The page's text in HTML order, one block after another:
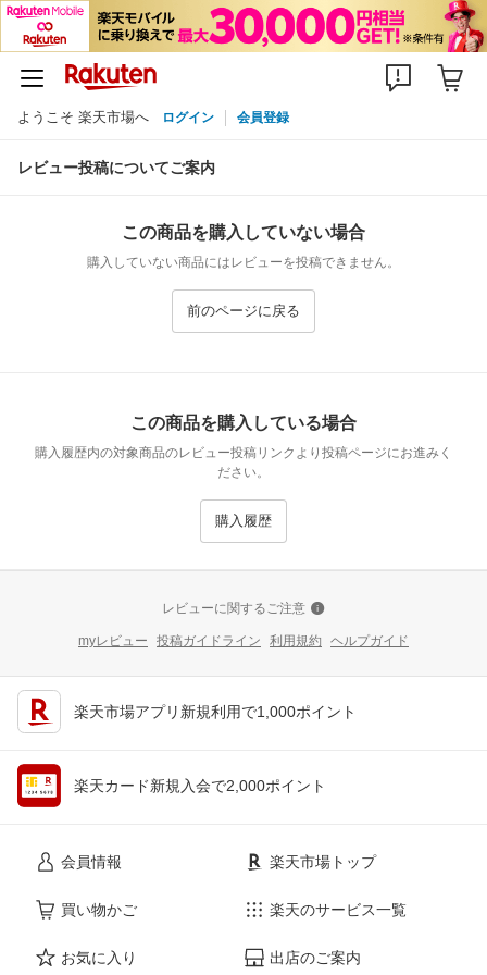
ようこそ 楽天市場へ ログイン 会員登録
レビュー投稿についてご案内
この商品を購入していない場合
購入していない商品にはレビューを投稿できません。
前のページに戻る
この商品を購入している場合
購入履歴内の対象商品のレビュー投稿リンクより投稿ページにお進みく
ださい。
購入履歴
レビューに関するご注意
myレビュー 投稿ガイドライン 利用規約 ヘルプガイド
楽天市場アプリ新規利用で1,000ポイント
楽天カード新規入会で2,000ポイント
会員情報
買い物かご
お気に入り
楽天市場トップ
楽天のサービス一覧
出店のご案内